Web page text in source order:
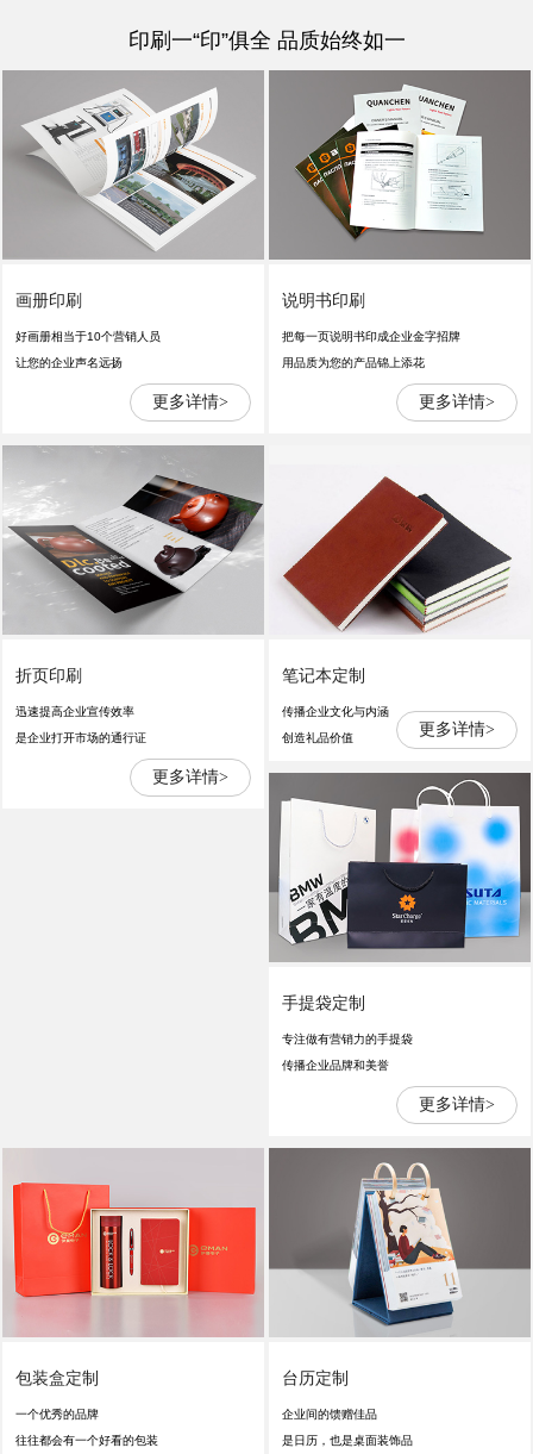
印刷一“印”俱全 品质始终如一
画册印刷
好画册相当于10个营销人员
让您的企业声名远扬
更多详情>
说明书印刷
把每一页说明书印成企业金字招牌
用品质为您的产品锦上添花
更多详情>
折页印刷
迅速提高企业宣传效率
是企业打开市场的通行证
更多详情>
笔记本定制
传播企业文化与内涵
创造礼品价值
更多详情>
手提袋定制
专注做有营销力的手提袋
传播企业品牌和美誉
更多详情>
包装盒定制
一个优秀的品牌
往往都会有一个好看的包装
台历定制
企业间的馈赠佳品
是日历，也是桌面装饰品